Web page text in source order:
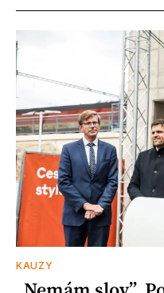
KAUZY